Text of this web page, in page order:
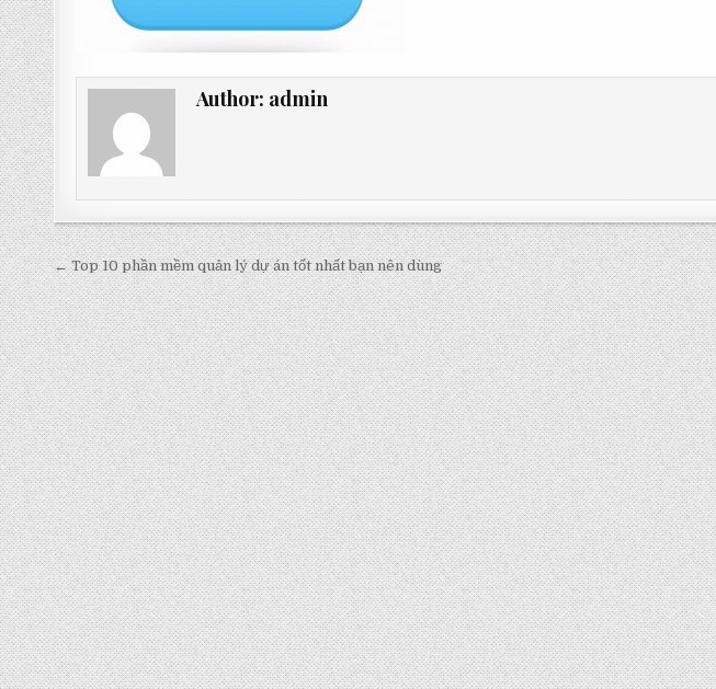
Author: admin
Post
navigation
← Top 10 phần mềm quản lý dự án tốt nhất bạn nên dùng